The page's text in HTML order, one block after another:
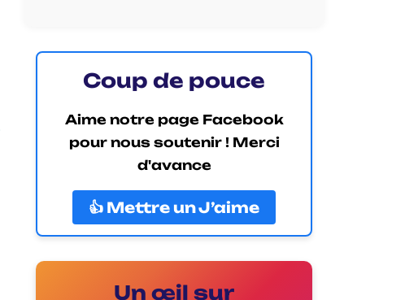
Coup de pouce
Aime notre page Facebook
pour nous soutenir ! Merci
d'avance
👍 Mettre un J’aime
Un œil sur